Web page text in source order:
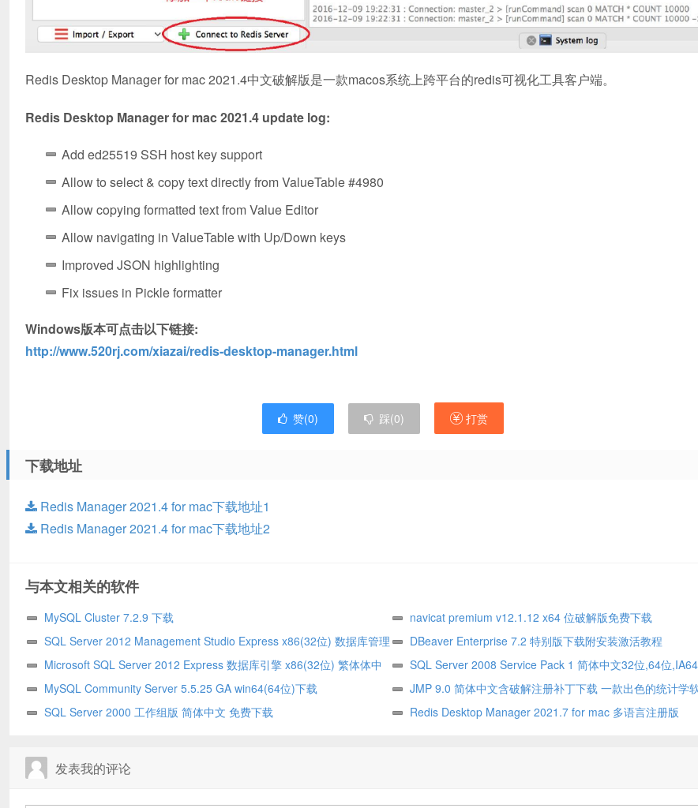
Redis Desktop Manager for mac 2021.4中文破解版是一款macos系统上跨平台的redis可视化工具客户端。
Redis Desktop Manager for mac 2021.4 update log:
Add ed25519 SSH host key support
Allow to select & copy text directly from ValueTable #4980
Allow copying formatted text from Value Editor
Allow navigating in ValueTable with Up/Down keys
Improved JSON highlighting
Fix issues in Pickle formatter
Windows版本可点击以下链接:
http://www.520rj.com/xiazai/redis-desktop-manager.html
赞(0) 踩(0) 打赏
下载地址
Redis Manager 2021.4 for mac下载地址1
Redis Manager 2021.4 for mac下载地址2
与本文相关的软件
MySQL Cluster 7.2.9 下载
navicat premium v12.1.12 x64 位破解版免费下载
SQL Server 2012 Management Studio Express x86(32位) 数据库管理
工具 繁体中文 下载
DBeaver Enterprise 7.2 特别版下载附安装激活教程
Microsoft SQL Server 2012 Express 数据库引擎 x86(32位) 繁体体中
文版下载
SQL Server 2008 Service Pack 1 简体中文32位,64位
MySQL Community Server 5.5.25 GA win64(64位)下载
JMP 9.0 简体中文含破解注册补丁下载 一款出色的统计学
SQL Server 2000 工作组版 简体中文 免费下载
Redis Desktop Manager 2021.7 for mac 多语言注册版
发表我的评论